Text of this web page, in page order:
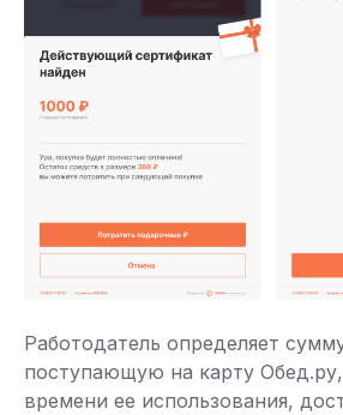
Работодатель определяет
поступающую на карту
времени ее использования,